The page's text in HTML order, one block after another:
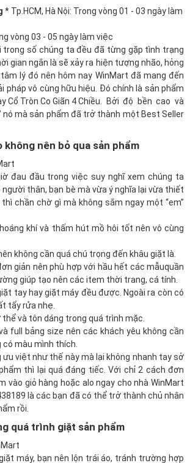
* Tp.HCM, Hà Nội: Trong vòng 01 - 03 ngày làm
vòng 03 - 05 ngày làm việc
trong số chúng ta đều đã từng gặp tình trạng
gian ngắn là sẽ xảy ra hiện tượng nhão, hỏng
lý đó nên hôm nay WinMart đã mang đến
pháp vô cùng hữu hiệu. Đó chính là sản phẩm
Cổ Tròn Co Giãn 4 Chiều . Bởi độ bền cao và
nó mà sản phẩm đã trở thành một Best Seller
không nên bỏ qua sản phẩm
đau đầu trong việc suy nghĩ xem chúng ta
người thân, bạn bè mà vừa ý nghĩa lại vừa thiết
chần chờ gì mà không sắm ngay một “em”
khí và thấm hút mồ hôi tốt nên vô cùng
không cần quá chú trọng đến khâu giặt là.
giản nên phù hợp với hầu hết các mẫuquần
giúp tạo nên các item thời trang, cá tính.
tay hay giặt máy đều được. Ngoài ra còn có
tẩy rửa nhẹ.
và tôn dáng trong quá trình mặc.
full bảng size nên các khách yêu không cần
có màu mình thích.
ưu việt như thế này mà lại không nhanh tay sở
thì lại quá đáng tiếc. Với chỉ 2 cách đơn
vào giỏ hàng hoặc alo ngay cho nhà WinMart
là các bạn đã có thể trở thành chủ nhân
rồi.
quá trình giặt sản phẩm
máy, bạn nên lộn trái áo, tránh trường hợp